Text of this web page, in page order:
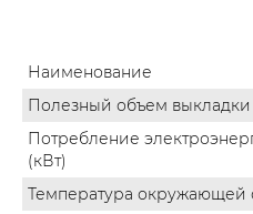
Наименование
Полезный объем выкладки
Потребление
(кВт)
Температура окружающей